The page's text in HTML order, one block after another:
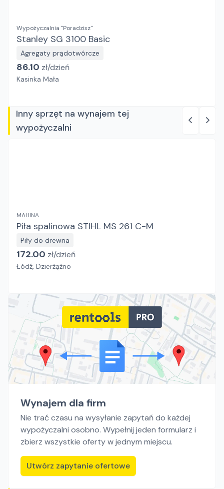
Wypożyczalnia "Poradzisz"
Stanley SG 3100 Basic
Agregaty prądotwórcze
86.10 zł/dzień
Kasinka Mała
Inny sprzęt na wynajem tej
wypożyczalni
MAHINA
Piła spalinowa STIHL MS 261 C-M
Piły do drewna
172.00 zł/dzień
Łódź, Dzierżążno
Wynajem dla firm
Nie trać czasu na wysyłanie zapytań do każdej
wypożyczalni osobno. Wypełnij jeden formularz i
zbierz wszystkie oferty w jednym miejscu.
Utwórz zapytanie ofertowe